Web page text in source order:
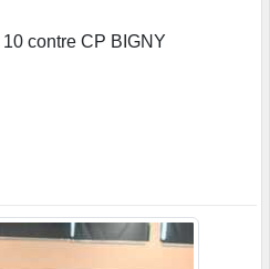
contre CP BIGNY